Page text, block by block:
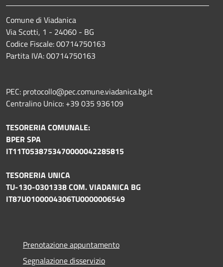
Comune di Viadanica
Via Scotti, 1 - 24060 - BG
Codice Fiscale: 00714750163
Partita IVA: 00714750163
PEC: protocollo@pec.comune.viadanica.bg.it
Centralino Unico: +39 035 936109
TESORERIA COMUNALE:
BPER SPA
IT11T0538753470000042285815
TESORERIA UNICA
TU-130-0301338 COM. VIADANICA BG
IT87U0100004306TU0000006549
Prenotazione appuntamento
Segnalazione disservizio